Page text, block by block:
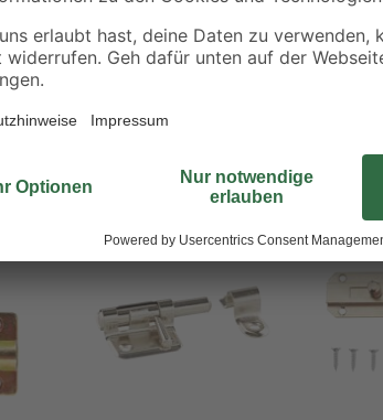
eine leichte
rechter als auch